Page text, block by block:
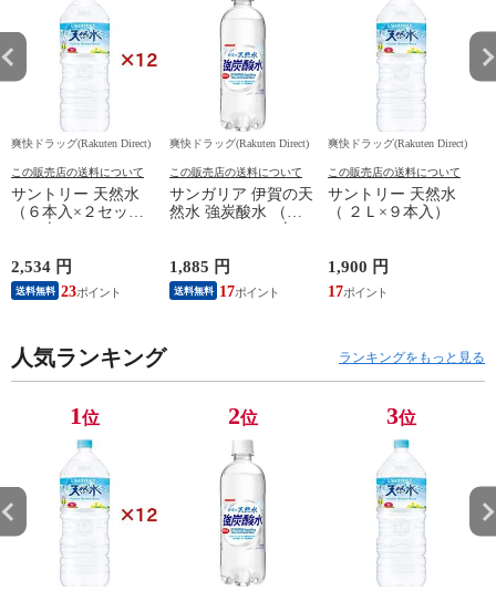
爽快ドラッグ(Rakuten Direct)
この販売店の送料について
サントリー 天然水
（６本入×２セット
2,534 円
送料無料 23
爽快ドラッグ(Rakuten Direct)
この販売店の送料について
サンガリア 伊賀の天
然水 強炭酸水 （５
1,885 円
送料無料 17
爽快ドラッグ(Rakuten Direct)
この販売店の送料について
サントリー 天然水
（ ２Ｌ×９本入）
1,900 円
17
人気ランキング ランキングをもっと見る
1位 2位 3位